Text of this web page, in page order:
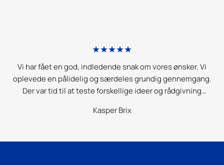
★★★★★
Vi har fået en god, indledende snak om vores ønsker. Vi
oplevede en pålidelig og særdeles grundig gennemgang.
Der var tid til at teste forskellige ideer og rådgivning
planlægning og realisering. Stor ros her fra.
Kasper Brix